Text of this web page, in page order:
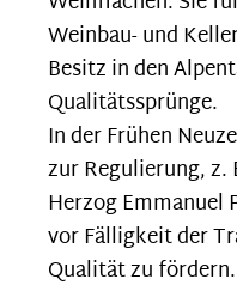
Weinbau- und
Besitz in den
Qualitätssprünge.
In der Frühen
zur Regulierung, z.
Herzog
vor Fälligkeit der
Qualität zu